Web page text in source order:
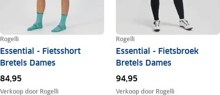
Rogelli
Essential - Fietsshort
Bretels Dames
84,95
Verkoop door Rogelli
Rogelli
Essential - Fietsbroek
Bretels Dames
94,95
Verkoop door Rogelli